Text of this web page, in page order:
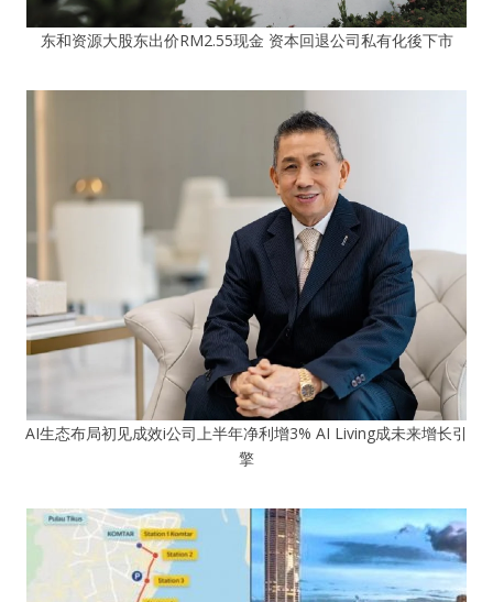
东和资源大股东出价RM2.55现金 资本回退公司私有化後下市
AI生态布局初见成效i公司上半年净利增3% AI Living成未来增长引
擎